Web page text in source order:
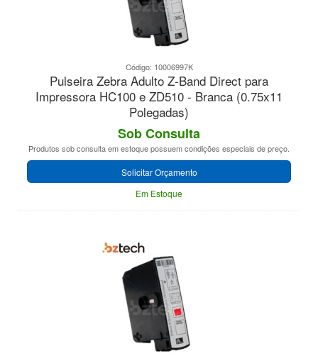
Código: 10006997K
Pulseira Zebra Adulto Z-Band Direct para
Impressora HC100 e ZD510 - Branca (0.75x11
Polegadas)
Sob Consulta
Produtos sob consulta em estoque possuem condições especiais de preço.
Solicitar Orçamento
Em Estoque